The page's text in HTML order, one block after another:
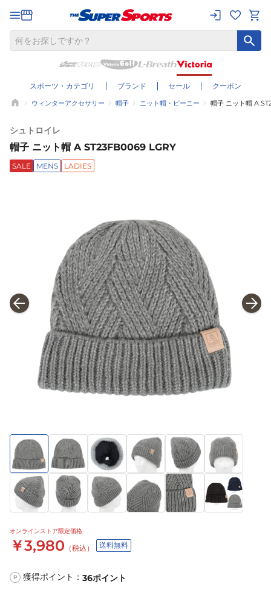
スポーツ・カテゴリ ブランド セール クーポン
ウィンターアクセサリー 帽子 ニット帽・ビーニー 帽子 ニット帽 A
シュトロイレ
帽子 ニット帽 A ST23FB0069 LGRY
SALE MENS LADIES
オンラインストア限定価格
￥3,980 （税込） 送料無料
P 獲得ポイント： 36ポイント